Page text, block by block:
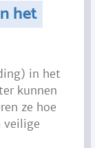
het
in het
kunnen
ze hoe
veilige